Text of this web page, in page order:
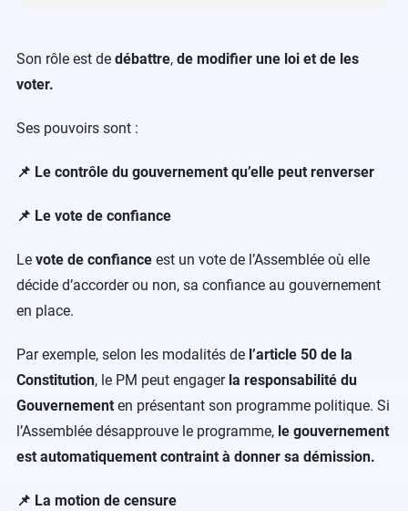
Son rôle est de débattre, de modifier une loi et de les
voter.
Ses pouvoirs sont :
📌 Le contrôle du gouvernement qu’elle peut renverser
📌 Le vote de confiance
Le vote de confiance est un vote de l’Assemblée où elle
décide d’accorder ou non, sa confiance au gouvernement
en place.
Par exemple, selon les modalités de l’article 50 de la
Constitution, le PM peut engager la responsabilité du
Gouvernement en présentant son programme politique. Si
l’Assemblée désapprouve le programme, le gouvernement
est automatiquement contraint à donner sa démission.
📌 La motion de censure